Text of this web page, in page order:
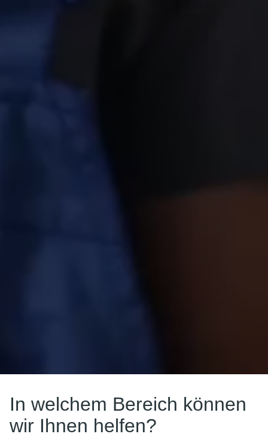
In welchem Bereich können
wir Ihnen helfen?